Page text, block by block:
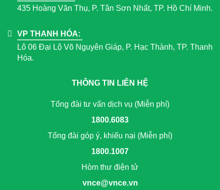
435 Hoàng Văn Thụ, P. Tân Sơn Nhất, TP. Hồ Chí Minh.
VP THANH HÓA:
Lô 06 Đại Lộ Võ Nguyên Giáp, P. Hạc Thành, TP. Thanh
Hóa.
THÔNG TIN LIÊN HỆ
Tổng đài tư vấn dịch vụ (Miễn phí)
1800.6083
Tổng đài góp ý, khiếu nại (Miễn phí)
1800.1007
Hòm thư điện tử
vnce@vnce.vn